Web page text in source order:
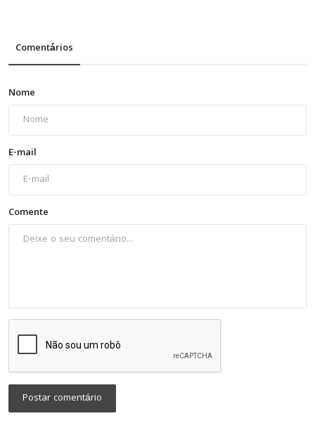
Comentários
Nome
E-mail
Comente
Postar comentário